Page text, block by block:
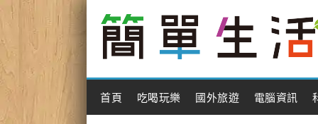
Main Menu
首頁 吃喝玩樂 國外旅遊 電腦資訊